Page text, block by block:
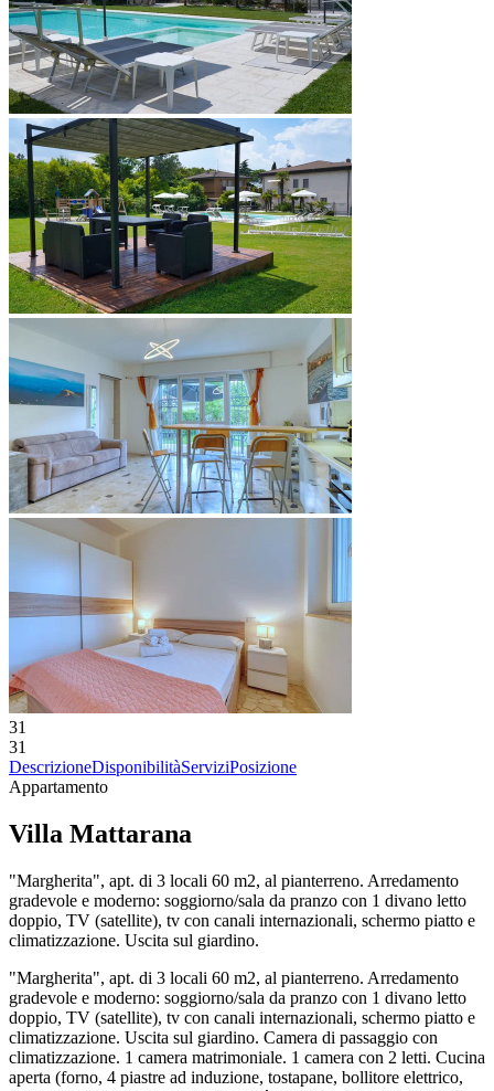
31
31
DescrizioneDisponibilitàServiziPosizione
Appartamento
Villa Mattarana
"Margherita", apt. di 3 locali 60 m2, al pianterreno. Arredamento
gradevole e moderno: soggiorno/sala da pranzo con 1 divano letto
doppio, TV (satellite), tv con canali internazionali, schermo piatto e
climatizzazione. Uscita sul giardino.
"Margherita", apt. di 3 locali 60 m2, al pianterreno. Arredamento
gradevole e moderno: soggiorno/sala da pranzo con 1 divano letto
doppio, TV (satellite), tv con canali internazionali, schermo piatto e
climatizzazione. Uscita sul giardino. Camera di passaggio con
climatizzazione. 1 camera matrimoniale. 1 camera con 2 letti. Cucina
aperta (forno, 4 piastre ad induzione, tostapane, bollitore elettrico,